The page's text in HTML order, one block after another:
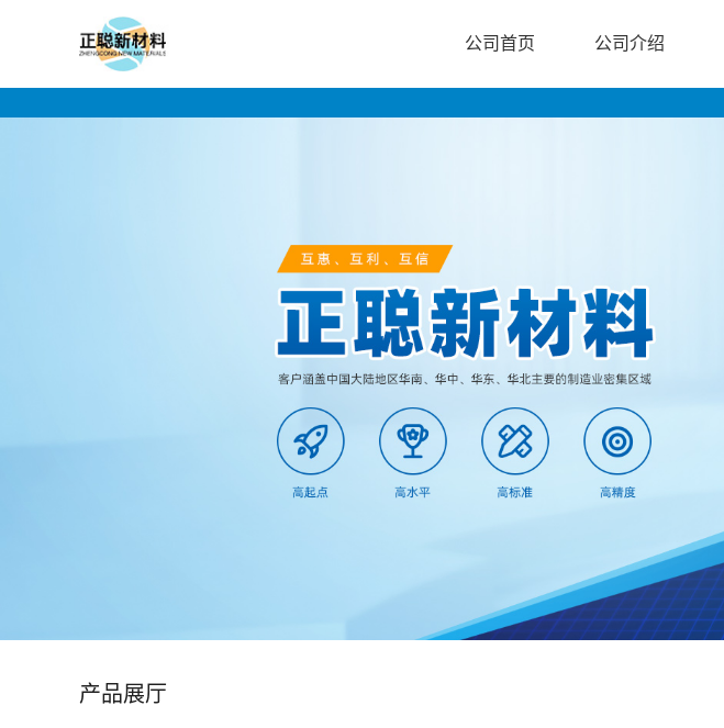
公司首页 公司介绍
产品展厅